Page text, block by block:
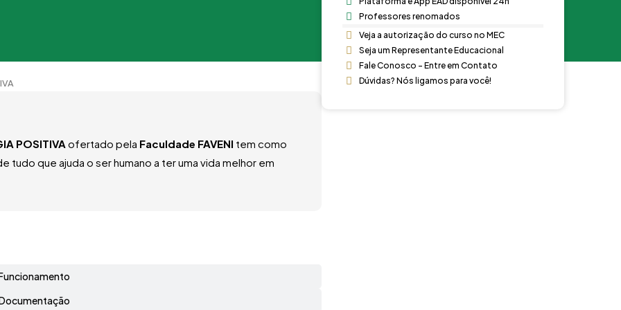
POSITIVA ofertado pela Faculdade FAVENI tem como
que ajuda o ser humano a ter uma vida melhor em
Professores renomados
Veja a autorização do curso no MEC
Seja um Representante Educacional
Fale Conosco - Entre em Contato
Dúvidas? Nós ligamos para você!